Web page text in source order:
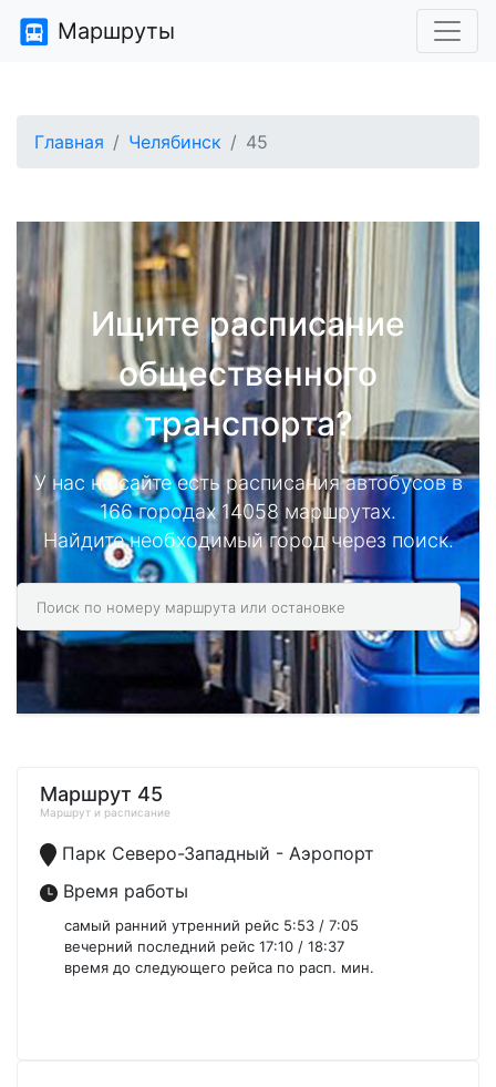
Маршруты
Главная Челябинск 45
Ищите расписание
общественного
транспорта?
У нас на сайте есть расписания автобусов в
166 городах 14058 маршрутах.
Найдите необходимый город через поиск.
Маршрут 45
Маршрут и расписание
Парк Северо-Западный - Аэропорт
Время работы
самый ранний утренний рейс 5:53 / 7:05
вечерний последний рейс 17:10 / 18:37
время до следующего рейса по расп. мин.